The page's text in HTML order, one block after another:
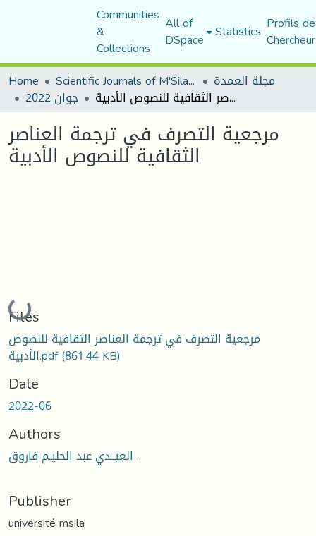
Communities
&
Collections
All of
DSpace Statistics Profils
Home
Scientific Journals of M'Sila University مجلة العمدة
جوان 2022 مرجعية التصرف في ترجمة العناصر الثقافية للنصوص الأدبية
مرجعية التصرف في ترجمة العناصر
الثقافية للنصوص الأدبية
Loading...
Files
مرجعية التصرف في ترجمة العناصر الثقافية للنصوص
الأدبية.pdf(861.44 KB)
Date
2022-06
Authors
العيــدي عبد الحليـم فاروق .
Publisher
université msila